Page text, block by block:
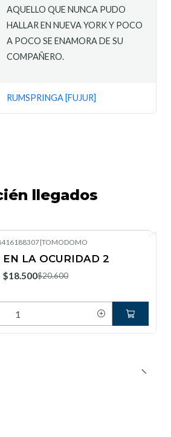
AQUELLO QUE NUNCA PUDO
HALLAR EN NUEVA YORK Y POCO
A POCO SE ENAMORA DE SU
COMPAÑERO.
RUMSPRINGA [FUJUR]
llegados
|TOMODOMO
EN LA OCURIDAD 2
$18.500$20.600